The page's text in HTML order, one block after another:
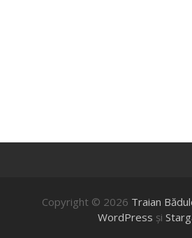
Copyright © 2026 Traian
WordPress şi